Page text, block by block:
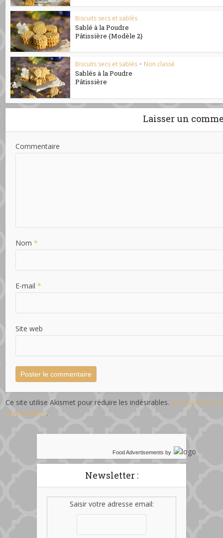
Biscuits secs et sablés
Sablé à la Poudre
Pâtissière {Modèle 2}
Biscuits secs et sablés • Non classé
Sablés à la Poudre
Pâtissière
Laisser un
Commentaire
Nom*
E-mail*
Site web
Ce site utilise Akismet pour réduire les indésirables. En savoir plus
sont traitées.
Food Advertisements by
Newsletter :
Saisir votre adresse email: